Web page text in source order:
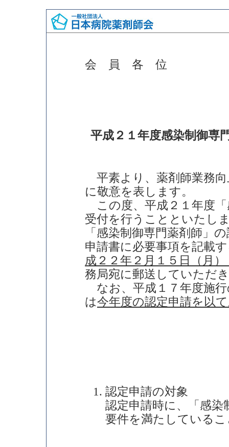
会 員 各 位
平成２１年度感染制御専
平素より、薬剤師業務
に敬意を表します。
この度、平成２１年度「
受付を行うことといたし
「感染制御専門薬剤師」
申請書に必要事項を記載
成２２年２月１５日（月
務局宛に郵送していただ
なお、平成１７年度施行
は今年度の認定申請を以
認定申請の対象
認定申請時に、「感染
要件を満たしているこ